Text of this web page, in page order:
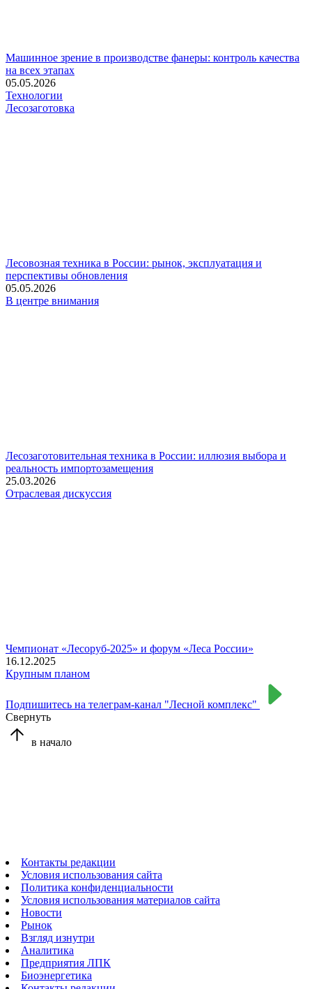
Машинное зрение в производстве фанеры: контроль качества
на всех этапах
05.05.2026
Технологии
Лесозаготовка
Лесовозная техника в России: рынок, эксплуатация и
перспективы обновления
05.05.2026
В центре внимания
Лесозаготовительная техника в России: иллюзия выбора и
реальность импортозамещения
25.03.2026
Отраслевая дискуссия
Чемпионат «Лесоруб-2025» и форум «Леса России»
16.12.2025
Крупным планом
Подпишитесь на телеграм-канал "Лесной комплекс"
Свернуть
в начало
Контакты редакции
Условия использования сайта
Политика конфиденциальности
Условия использования материалов сайта
Новости
Рынок
Взгляд изнутри
Аналитика
Предприятия ЛПК
Биоэнергетика